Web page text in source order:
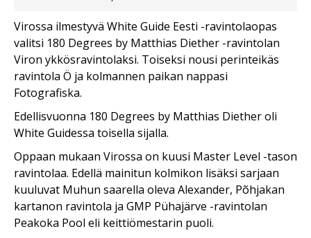
Virossa ilmestyvä White Guide Eesti -ravintolaopas
valitsi 180 Degrees by Matthias Diether -ravintolan
Viron ykkösravintolaksi. Toiseksi nousi perinteikäs
ravintola Ö ja kolmannen paikan nappasi
Fotografiska.
Edellisvuonna 180 Degrees by Matthias Diether oli
White Guidessa toisella sijalla.
Oppaan mukaan Virossa on kuusi Master Level -tason
ravintolaa. Edellä mainitun kolmikon lisäksi sarjaan
kuuluvat Muhun saarella oleva Alexander, Põhjakan
kartanon ravintola ja GMP Pühajärve -ravintolan
Peakoka Pool eli keittiömestarin puoli.